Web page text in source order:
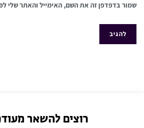
שמור בדפדפן זה את השם, האימייל והאתר שלי
רוצים להשאר